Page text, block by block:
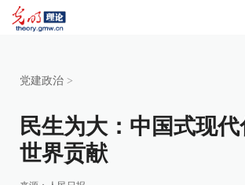
党建政治 >
民生为大：中国式现
世界贡献